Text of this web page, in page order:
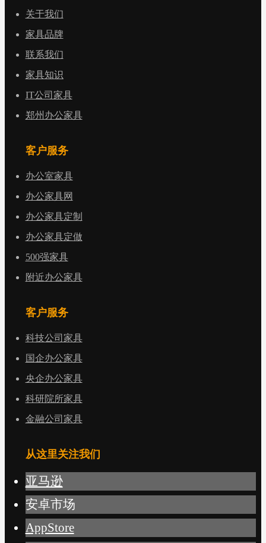
关于我们
家具品牌
联系我们
家具知识
IT公司家具
郑州办公家具
客户服务
办公室家具
办公家具网
办公家具定制
办公家具定做
500强家具
附近办公家具
客户服务
科技公司家具
国企办公家具
央企办公家具
科研院所家具
金融公司家具
从这里关注我们
亚马逊
安卓市场
AppStore